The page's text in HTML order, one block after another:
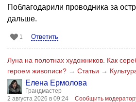
Поблагодарили проводника за
дальше.
1 Ответить
Луна на полотнах художников. Как
героем живописи? → Статьи →
Елена Ермолова
Грандмастер
2 августа 2026 в 09:24
Сообщить